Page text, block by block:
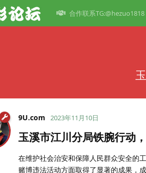
合作联系TG:@hezuo1818
9U.​com 2023年11月10日
玉溪市江川分局铁腕行动
在维护社会治安和保障人民群众安全的
赌博违法活动方面取得了显著的成果，